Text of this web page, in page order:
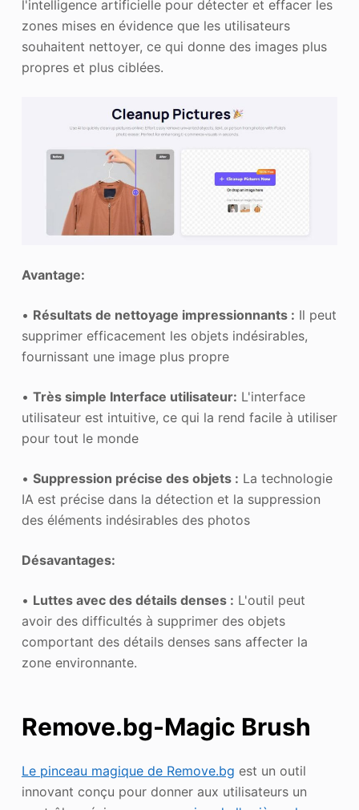
l'intelligence artificielle pour détecter et effacer les
zones mises en évidence que les utilisateurs
souhaitent nettoyer, ce qui donne des images plus
propres et plus ciblées.
Avantage:
• Résultats de nettoyage impressionnants : Il peut
supprimer efficacement les objets indésirables,
fournissant une image plus propre
• Très simple Interface utilisateur: L'interface
utilisateur est intuitive, ce qui la rend facile à utiliser
pour tout le monde
• Suppression précise des objets : La technologie
IA est précise dans la détection et la suppression
des éléments indésirables des photos
Désavantages:
• Luttes avec des détails denses : L'outil peut
avoir des difficultés à supprimer des objets
comportant des détails denses sans affecter la
zone environnante.
Remove.bg-Magic Brush
Le pinceau magique de Remove.bg est un outil
innovant conçu pour donner aux utilisateurs un